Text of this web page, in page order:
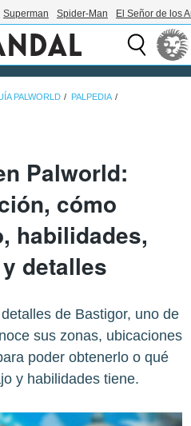
Superman Spider-Man El Señor de los
PALWORLD PALPEDIA
Palworld:
cómo
habilidades,
detalles
de Bastigor, uno de
sus zonas, ubicaciones
poder obtenerlo o qué
y habilidades tiene.